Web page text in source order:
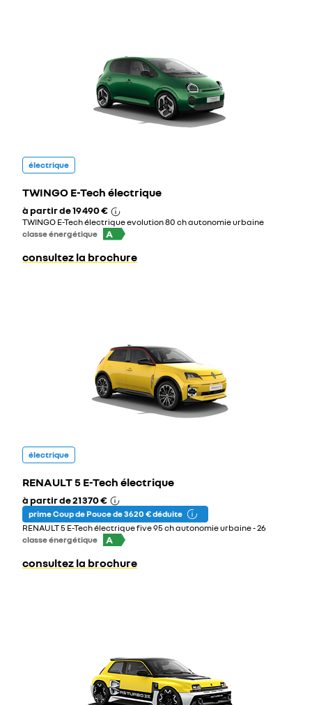
électrique
TWINGO E-Tech électrique
à partir de19 490 €
TWINGO E-Tech électrique evolution 80 ch autonomie urbaine
classe énergétique
A
consultez la brochure
électrique
RENAULT 5 E-Tech électrique
à partir de21 370 €
prime Coup de Pouce de 3 620 € déduite
RENAULT 5 E-Tech électrique five 95 ch autonomie urbaine - 26
classe énergétique
A
consultez la brochure